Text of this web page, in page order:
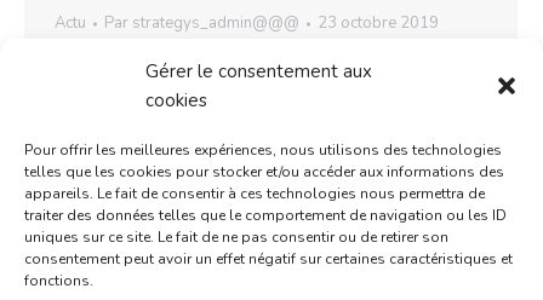
Gérer le consentement aux
cookies
Pour offrir les meilleures expériences, nous utilisons des technologies
telles que les cookies pour stocker et/ou accéder aux informations des
appareils. Le fait de consentir à ces technologies nous permettra de
traiter des données telles que le comportement de navigation ou les ID
uniques sur ce site. Le fait de ne pas consentir ou de retirer son
consentement peut avoir un effet négatif sur certaines caractéristiques et
fonctions.
Actu Par strategys_admin@@@ 23 octobre 2019
La Loi PACTE 2019 Qu’est-ce que la loi PACTE ?
Ce texte législatif qui a pour objectif d’assouplir les
des PME ? Si l’acronyme PACTE signifie « Plan
d’Action pour la Croissance et la Transformation
des Entreprises », en voici les deux principales
thématiques liées à la gestion de…